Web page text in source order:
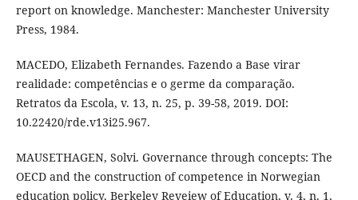
report on knowledge. Manchester: Manchester University
Press, 1984.
MACEDO, Elizabeth Fernandes. Fazendo a Base virar
realidade: competências e o germe da comparação.
Retratos da Escola, v. 13, n. 25, p. 39-58, 2019. DOI:
10.22420/rde.v13i25.967.
MAUSETHAGEN, Solvi. Governance through concepts: The
OECD and the construction of competence in Norwegian
education policy. Berkeley Reveiew of Education, v. 4, n. 1,